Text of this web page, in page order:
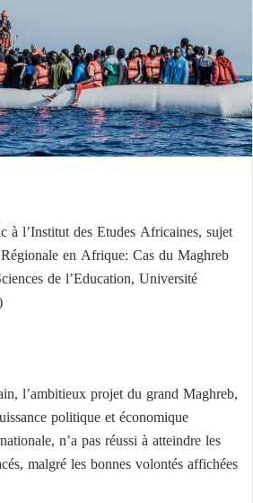
l’Institut des Etudes Africaines, sujet
en Afrique: Cas du Maghreb
de l’Education, Université
l’ambitieux projet du grand Maghreb,
politique et économique
n’a pas réussi à atteindre les
malgré les bonnes volontés affichées